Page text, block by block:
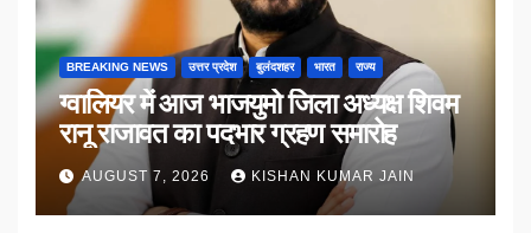
BREAKING NEWS उत्तर प्रदेश बुलंदशहर भारत राज्य
ग्वालियर में आज भाजयुमो जिला अध्यक्ष शिवम
रानू राजावत का पदभार ग्रहण समारोह
AUGUST 7, 2026 KISHAN KUMAR JAIN